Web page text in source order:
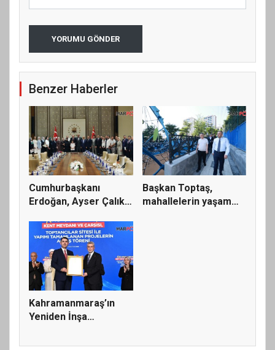
YORUMU GÖNDER
Benzer Haberler
Cumhurbaşkanı
Erdoğan, Ayser Çalık
Başkan Toptaş,
mahallelerin yaşam
Kahramanmaraş’ın
Yeniden İnşa